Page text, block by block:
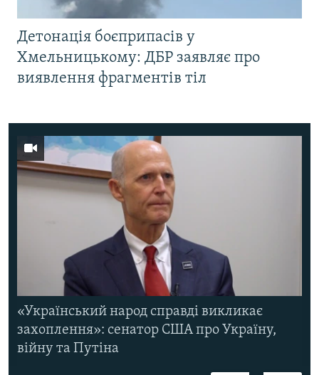
Детонація боєприпасів у
Хмельницькому: ДБР заявляє про
виявлення фрагментів тіл
«Український народ справді викликає
захоплення»: сенатор США про Україну,
війну та Путіна